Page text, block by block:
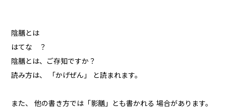
陰膳とは
はてな ？
陰膳とは、ご存知ですか？
読み方は、 「かげぜん」 と読まれます。
また、 他の書き方では「影膳」とも書かれる 場合があります。